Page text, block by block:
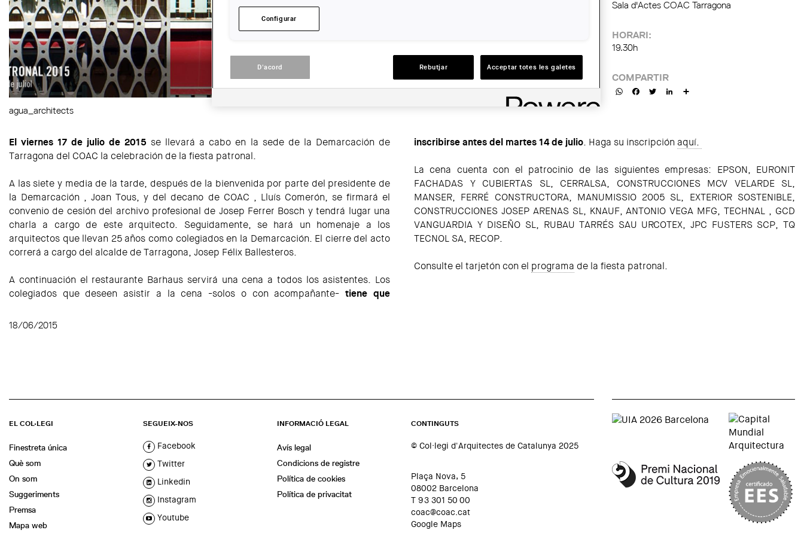
agua_architects
Sala d'Actes COAC Tarragona
HORARI:
19.30h
COMPARTIR
WhatsAppFacebookTwitterLinkedIn
El viernes 17 de julio de 2015 se llevará a cabo en la sede de la Demarcación de
Tarragona del COAC la celebración de la fiesta patronal.
A las siete y media de la tarde, después de la bienvenida por parte del presidente de
la Demarcación , Joan Tous, y del decano de COAC , Lluís Comerón, se firmará el
convenio de cesión del archivo profesional de Josep Ferrer Bosch y tendrá lugar una
charla a cargo de este arquitecto. Seguidamente, se hará un homenaje a los
arquitectos que llevan 25 años como colegiados en la Demarcación. El cierre del acto
correrá a cargo del alcalde de Tarragona, Josep Félix Ballesteros.
A continuación el restaurante Barhaus servirá una cena a todos los asistentes. Los
colegiados que deseen asistir a la cena -solos o con acompañante- tiene que
inscribirse antes del martes 14 de julio. Haga su inscripción aquí.
La cena cuenta con el patrocinio de las siguientes empresas: EPSON, EURONIT
FACHADAS Y CUBIERTAS SL, CERRALSA, CONSTRUCCIONES MCV VELARDE SL,
MANSER, FERRÉ CONSTRUCTORA, MANUMISSIO 2005 SL, EXTERIOR SOSTENIBLE,
CONSTRUCCIONES JOSEP ARENAS SL, KNAUF, ANTONIO VEGA MFG, TECHNAL , GCD
VANGUARDIA Y DISEÑO SL, RUBAU TARRÉS SAU URCOTEX, JPC FUSTERS SCP, TQ
TECNOL SA, RECOP.
Consulte el tarjetón con el programa de la fiesta patronal.
18/06/2015
EL COL·LEGI
Finestreta única
Què som
On som
Suggeriments
Premsa
Mapa web
SEGUEIX-NOS
Facebook
Twitter
Linkedin
Instagram
Youtube
INFORMACIÓ LEGAL
Avís legal
Condicions de registre
Política de cookies
Política de privacitat
CONTINGUTS
© Col·legi d'Arquitectes de Catalunya 2025
Plaça Nova, 5
08002 Barcelona
T 93 301 50 00
coac@coac.cat
Google Maps
Configurar
D'acord Rebutjar Acceptar totes les galetes